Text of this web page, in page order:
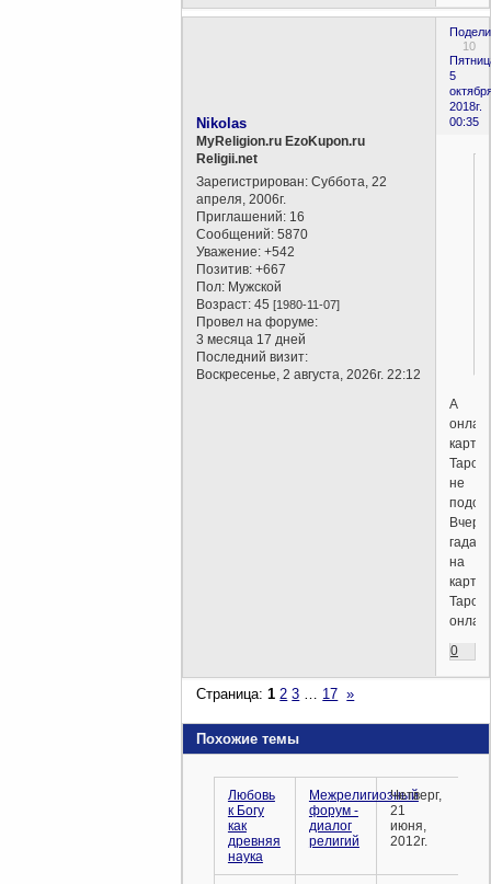
10
5
2018г.
00:35
Nikolas
MyReligion.ru EzoKupon.ru
Religii.net
Зарегистрирован: Суббота, 22
апреля, 2006г.
Приглашений: 16
Сообщений: 5870
Уважение: +542
Позитив: +667
Пол: Мужской
Возраст: 45[1980-11-07]
Провел на форуме:
3 месяца 17 дней
Последний визит:
Воскресенье, 2 августа, 2026г. 22:12
А
карты
Таро
не
Вчера
гадал
на
картах
Таро
0
Страница:1 2 3 17 »
Похожие темы
Любовь
к Богу
как
древняя
наука
Межрелигиозный
форум -
диалог
религий
Четверг,
21
июня,
2012г.